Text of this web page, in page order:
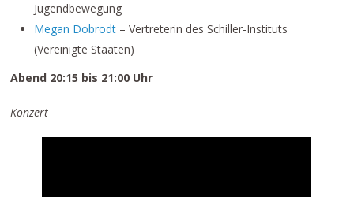
Jugendbewegung
Megan Dobrodt – Vertreterin des Schiller-Instituts
(Vereinigte Staaten)
Abend 20:15 bis 21:00 Uhr
Konzert